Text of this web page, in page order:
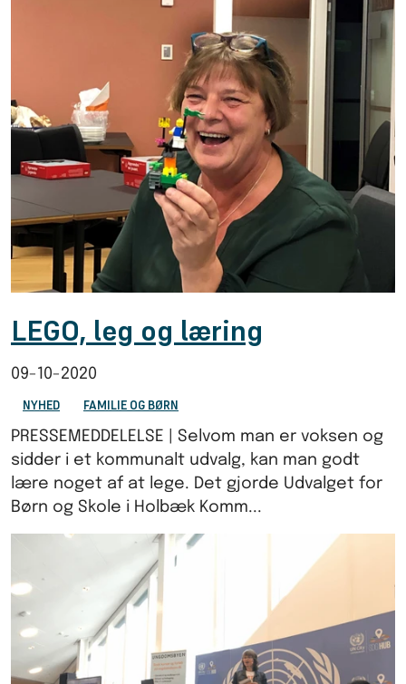
LEGO, leg og læring
09-10-2020
NYHED FAMILIE OG BØRN
PRESSEMEDDELELSE | Selvom man er voksen og
sidder i et kommunalt udvalg, kan man godt
lære noget af at lege. Det gjorde Udvalget for
Børn og Skole i Holbæk Komm...